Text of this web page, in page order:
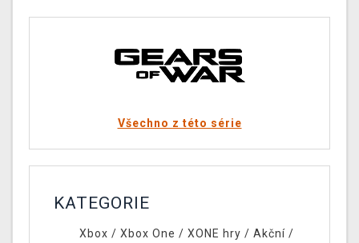
Všechno z této série
KATEGORIE
Xbox / Xbox One / XONE hry / Akční/